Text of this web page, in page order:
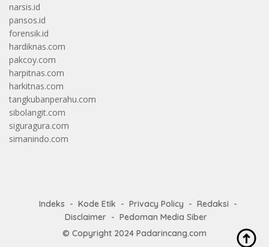
narsis.id
pansos.id
forensik.id
hardiknas.com
pakcoy.com
harpitnas.com
harkitnas.com
tangkubanperahu.com
sibolangit.com
siguragura.com
simanindo.com
Indeks Kode Etik Privacy Policy
Redaksi
Disclaimer
Pedoman Media Siber
© Copyright 2024 Padarincang.com